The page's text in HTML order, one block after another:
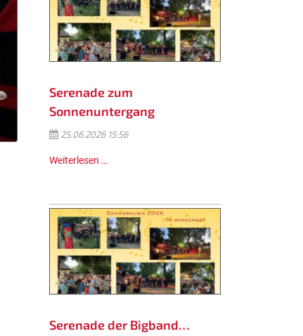
Serenade zum
Sonnenuntergang
25.06.2026 15:56
Weiterlesen …
Serenade der Bigband…